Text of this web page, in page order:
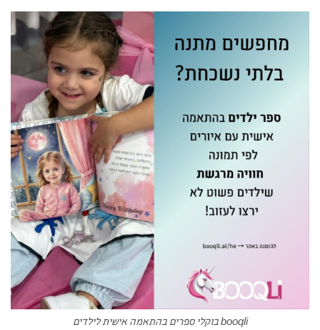
booqli בוקלי ספרים בהתאמה אישית לילדים